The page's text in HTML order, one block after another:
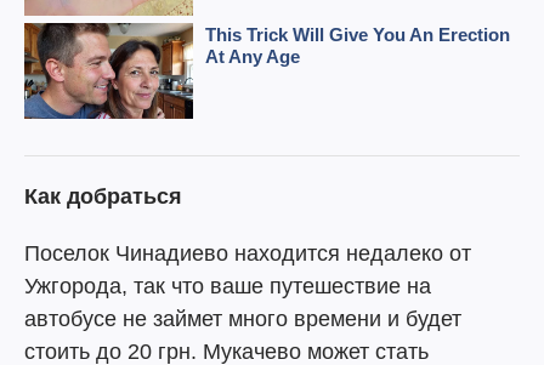
Как добраться
Поселок Чинадиево находится недалеко от
Ужгорода, так что ваше путешествие на
автобусе не займет много времени и будет
стоить до 20 грн. Мукачево может стать